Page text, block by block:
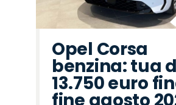
Opel Corsa
benzina: tua
13.750 euro